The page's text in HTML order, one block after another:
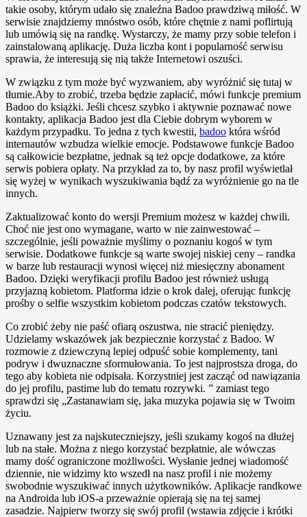
takie osoby, którym udało się znaleźna Badoo prawdziwą miłość. W
serwisie znajdziemy mnóstwo osób, które chętnie z nami poflirtują
lub umówią się na randkę. Wystarczy, że mamy przy sobie telefon i
zainstalowaną aplikację. Duża liczba kont i popularność serwisu
sprawia, że interesują się nią także Internetowi oszuści.
W związku z tym może być wyzwaniem, aby wyróżnić się tutaj w
tłumie.Aby to zrobić, trzeba będzie zapłacić, mówi funkcje premium
Badoo do książki. Jeśli chcesz szybko i aktywnie poznawać nowe
kontakty, aplikacja Badoo jest dla Ciebie dobrym wyborem w
każdym przypadku. To jedna z tych kwestii, badoo która wśród
internautów wzbudza wielkie emocje. Podstawowe funkcje Badoo
są całkowicie bezpłatne, jednak są też opcje dodatkowe, za które
serwis pobiera opłaty. Na przykład za to, by nasz profil wyświetlał
się wyżej w wynikach wyszukiwania bądź za wyróżnienie go na tle
innych.
Zaktualizować konto do wersji Premium możesz w każdej chwili.
Choć nie jest ono wymagane, warto w nie zainwestować –
szczególnie, jeśli poważnie myślimy o poznaniu kogoś w tym
serwisie. Dodatkowe funkcje są warte swojej niskiej ceny – randka
w barze lub restauracji wynosi więcej niż miesięczny abonament
Badoo. Dzięki weryfikacji profilu ​Badoo jest również usługą
przyjazną kobietom. Platforma idzie o krok dalej, oferując funkcję
prośby o selfie wszystkim kobietom podczas czatów tekstowych.
Co zrobić żeby nie paść ofiarą oszustwa, nie stracić pieniędzy.
Udzielamy wskazówek jak bezpiecznie korzystać z Badoo. W
rozmowie z dziewczyną lepiej odpuść sobie komplementy, tani
podryw i dwuznaczne sformułowania. To jest najprostsza droga, do
tego aby kobieta nie odpisała. Korzystniej jest zacząć od nawiązania
do jej profilu, pastime lub do tematu rozrywki. ” zamiast tego
sprawdzi się „Zastanawiam się, jaka muzyka pojawia się w Twoim
życiu.
Uznawany jest za najskuteczniejszy, jeśli szukamy kogoś na dłużej
lub na stałe. Można z niego korzystać bezpłatnie, ale wówczas
mamy dość ograniczone możliwości. Wysłanie jednej wiadomość
dziennie, nie widzimy kto wszedł na nasz profil i nie możemy
swobodnie wyszukiwać innych użytkowników. Aplikacje randkowe
na Androida lub iOS-a przeważnie opierają się na tej samej
zasadzie. Najpierw tworzy się swój profil (wstawia zdjęcie i krótki